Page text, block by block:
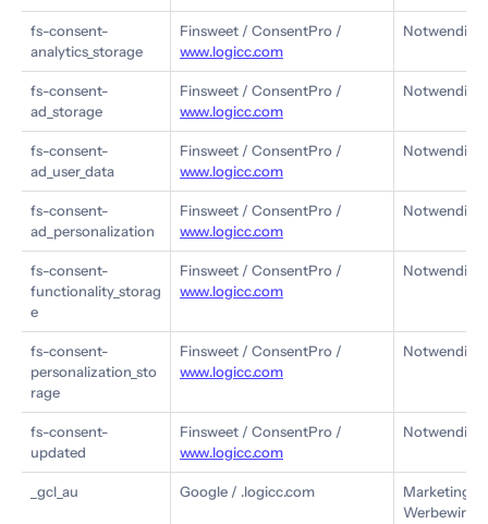
fs-consent-
analytics_storage
Finsweet / ConsentPro /
www.logicc.com
Notwendig:
fs-consent-
ad_storage
Finsweet / ConsentPro /
www.logicc.com
Notwendig:
fs-consent-
ad_user_data
Finsweet / ConsentPro /
www.logicc.com
Notwendig:
fs-consent-
ad_personalization
Finsweet / ConsentPro /
www.logicc.com
Notwendig:
fs-consent-
functionality_storag
e
Finsweet / ConsentPro /
www.logicc.com
Notwendig:
fs-consent-
personalization_sto
rage
Finsweet / ConsentPro /
www.logicc.com
Notwendig:
fs-consent-
updated
Finsweet / ConsentPro /
www.logicc.com
Notwendig:
_gcl_au Google / .logicc.com
Marketing: